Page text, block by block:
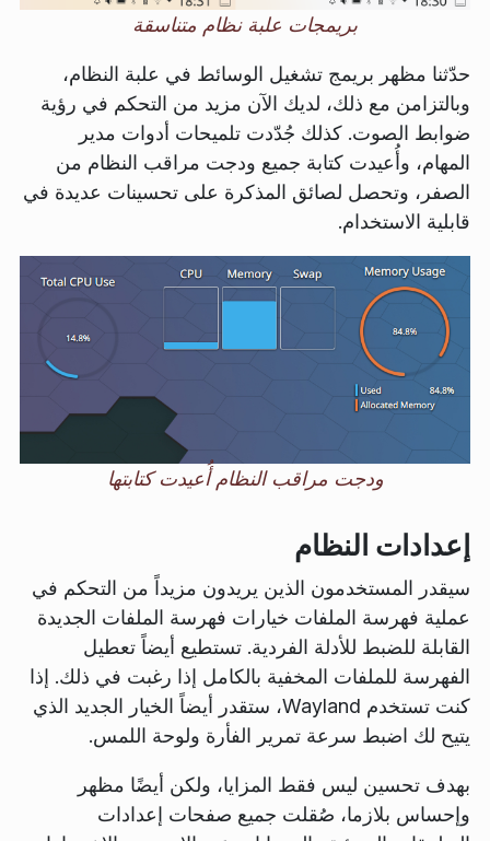
بريمجات علبة نظام متناسقة
حدّثنا مظهر بريمج تشغيل الوسائط في علبة النظام،
وبالتزامن مع ذلك، لديك الآن مزيد من التحكم في رؤية
ضوابط الصوت. كذلك جُدّدت تلميحات أدوات مدير
المهام، وأُعيدت كتابة جميع ودجت مراقب النظام من
الصفر، وتحصل لصائق المذكرة على تحسينات عديدة في
قابلية الاستخدام.
ودجت مراقب النظام أُعيدت كتابتها
إعدادات النظام
سيقدر المستخدمون الذين يريدون مزيداً من التحكم في
عملية فهرسة الملفات خيارات فهرسة الملفات الجديدة
القابلة للضبط للأدلة الفردية. تستطيع أيضاً تعطيل
الفهرسة للملفات المخفية بالكامل إذا رغبت في ذلك. إذا
كنت تستخدم Wayland، ستقدر أيضاً الخيار الجديد الذي
يتيح لك اضبط سرعة تمرير الفأرة ولوحة اللمس.
بهدف تحسين ليس فقط المزايا، ولكن أيضًا مظهر
وإحساس بلازما، صُقلت جميع صفحات إعدادات